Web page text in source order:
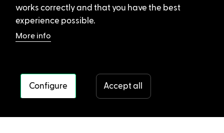
works correctly and that you have the best
experience possible.
More info
Configure Accept all